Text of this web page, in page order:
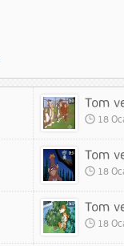
18
18
18